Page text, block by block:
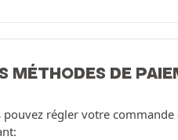
MÉTHODES DE
pouvez régler votre